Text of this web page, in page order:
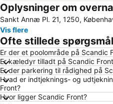
Tivoli
Ørestad
Rådhuspladsen
Bella Center
Marienlyst
Christianshavn
Nørreport station
Oplysninger om
Sankt Annæ Pl. 21, 1250,
Vis flere
Ofte stillede
Er der et poolområde på Scandic
Er kæledyr tilladt på Scandic
Er der parkering til rådighed på
Hvad er indtjeknings- og
Front?
Hvor ligger Scandic Front?